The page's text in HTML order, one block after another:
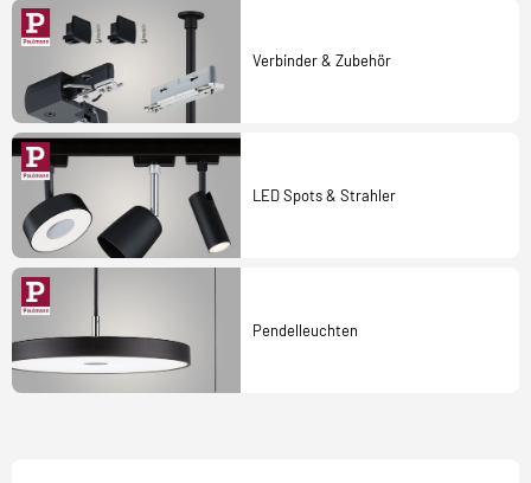
Verbinder & Zubehör
LED Spots & Strahler
Pendelleuchten